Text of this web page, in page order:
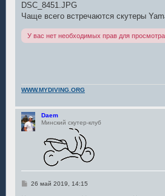
DSC_8451.JPG
Чаще всего встречаются скутеры
У вас нет необходимых прав для
WWW.MYDIVING.ORG
Daem
Минский скутер-клуб
С26 май 2019, 14:15